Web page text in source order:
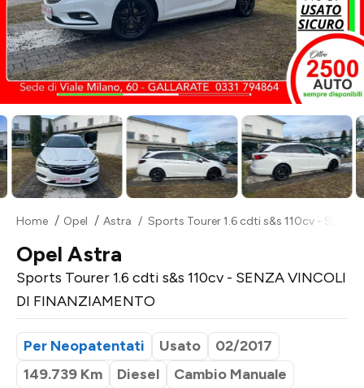
Home Opel Astra Sports Tourer 1.6 cdti s&s 110cv - SENZA
Opel Astra
Sports Tourer 1.6 cdti s&s 110cv - SENZA VINCOLI
DI FINANZIAMENTO
Per Neopatentati Usato
02/2017
149.739 Km
Diesel Cambio Manuale